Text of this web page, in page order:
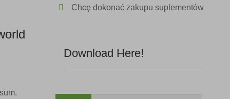
Chcę dokonać zakupu suplementów
Download Here!